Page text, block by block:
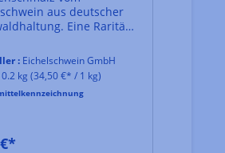
aus deutscher
Eine Rarität,
fast ausgestorben
von diesem
Projekt am Leben
: Eichelschwein GmbH
0.2 kg(34,50 €* / 1 kg)